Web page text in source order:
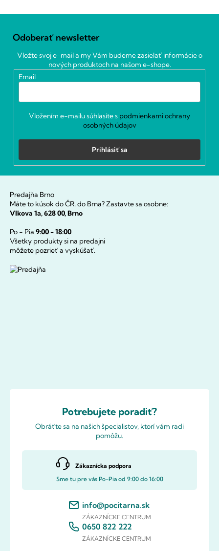
Odoberať newsletter
Vložte svoj e-mail a my Vám budeme zasielať informácie o
nových produktoch na našom e-shope.
Email
Vložením e-mailu súhlasíte s podmienkami ochrany
osobných údajov
Prihlásiť sa
Predajňa Brno
Máte to kúsok do ČR, do Brna? Zastavte sa osobne:
Vlkova 1a, 628 00, Brno
Po - Pia 9:00 - 18:00
Všetky produkty si na predajni
môžete pozrieť a vyskúšať.
Potrebujete poradiť?
Obráťte sa na našich špecialistov, ktorí vám radi
pomôžu.
Zákaznícka podpora
Sme tu pre vás Po-Pia od 9:00 do 16:00
info@pocitarna.sk
ZÁKAZNÍCKE CENTRUM
0650 822 222
ZÁKAZNÍCKE CENTRUM